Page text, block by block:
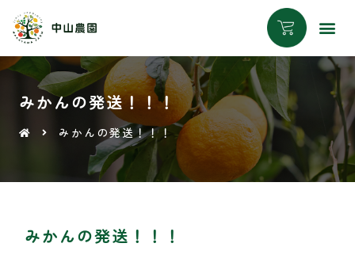
みかんの発送！！！
みかんの発送！！！
みかんの発送！！！